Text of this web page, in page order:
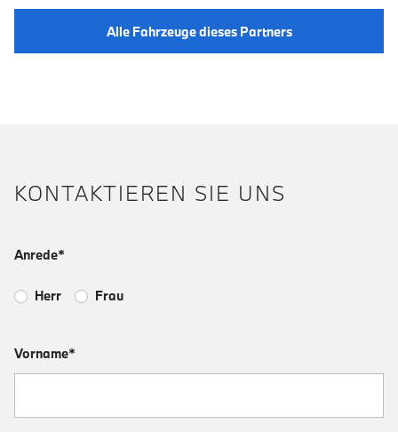
Alle Fahrzeuge dieses Partners
KONTAKTIEREN SIE UNS
Anrede*
Herr Frau
Vorname*